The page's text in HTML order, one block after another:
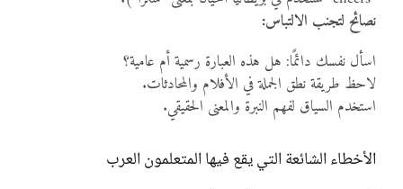
نصائح لتجنب الالتباس:
اسأل نفسك دائمًا: هل هذه العبارة رسمية أم عامية؟
لاحظ طريقة نطق الجملة في الأفلام والمحادثات.
استخدم السياق لفهم النبرة والمعنى الحقيقي.
الأخطاء الشائعة التي يقع فيها المتعلمون العرب